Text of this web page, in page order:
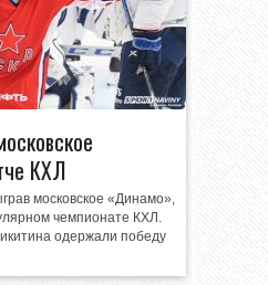
КХЛ
московское «Динамо»,
чемпионате КХЛ.
одержали победу